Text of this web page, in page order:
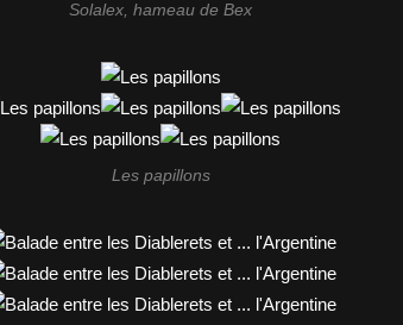
Solalex, hameau de Bex
Les papillons